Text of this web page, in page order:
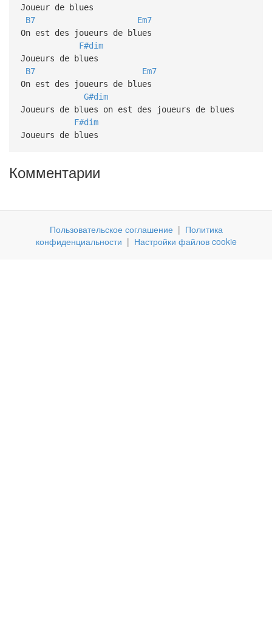
Joueur de blues
B7
Em7
On est des joueurs de blues
F#dim
Joueurs de blues
B7
Em7
On est des joueurs de blues
G#dim
Joueurs de blues on est des joueurs de blues
F#dim
Joueurs de blues
Комментарии
Пользовательское соглашение | Политика
конфиденциальности | Настройки файлов cookie